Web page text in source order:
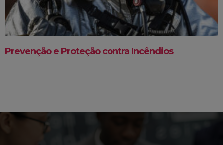
Prevenção e Proteção contra Incêndios